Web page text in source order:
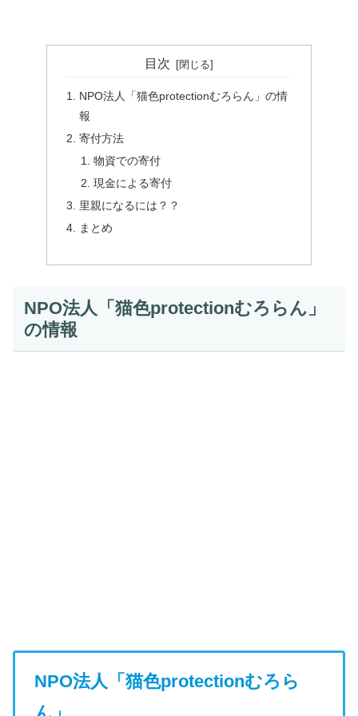
目次
NPO法人「猫色protectionむろらん」の情
報
寄付方法
物資での寄付
現金による寄付
里親になるには？？
まとめ
NPO法人「猫色protectionむろらん」
の情報
NPO法人「猫色protectionむろら